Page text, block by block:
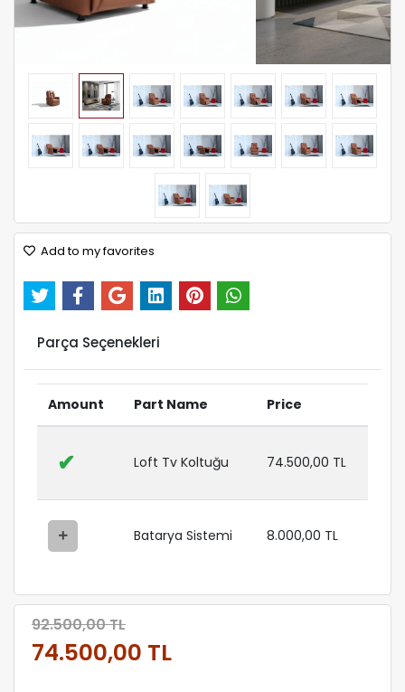
Add to my favorites
Parça Seçenekleri
Amount Part Name Price
✔ Loft Tv Koltuğu 74.500,00 TL
Batarya Sistemi 8.000,00 TL
92.500,00 TL
74.500,00 TL